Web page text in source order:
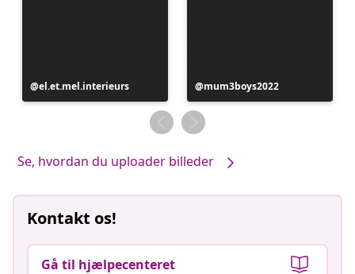
Opslag
offentliggjort
el.et.mel.interieurs
Opslag
offentliggjort
af
mum3boys2022
Se, hvordan du uploader billeder
Kontakt os!
Gå til hjælpecenteret